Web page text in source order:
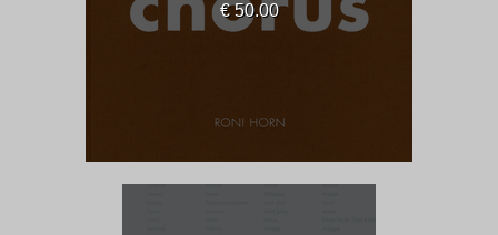
€ 50.00